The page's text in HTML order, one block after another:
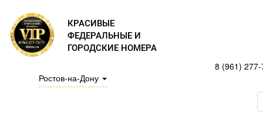
КРАСИВЫЕ
ФЕДЕРАЛЬНЫЕ И
ГОРОДСКИЕ НОМЕРА
Ростов-на-Дону
8 (961)